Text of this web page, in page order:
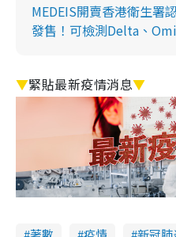
MEDEIS開賣香港衛生署
發售！可檢測Delta、
▼緊貼最新疫情消息▼